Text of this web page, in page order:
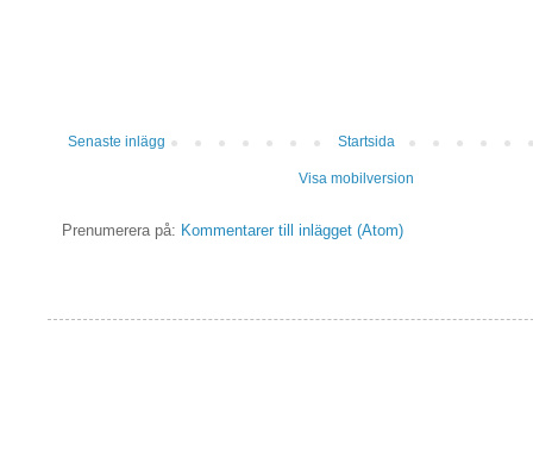
Senaste inlägg Startsida
Visa mobilversion
Prenumerera på: Kommentarer till inlägget (Atom)